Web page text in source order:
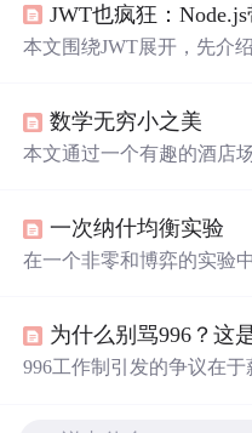
发。JWT也疯狂：
本文围绕JWT展开，先介
s等文件编写，以及验证中
试。最后提出密钥更换、
数学无穷小之美
本文通过一个有趣的酒店
数。这种无穷小的存在揭
系。
一次纳什均衡实验
在一个非零和博弈的实验
概念。
为什么别骂996？这
996工作制引发的争议在